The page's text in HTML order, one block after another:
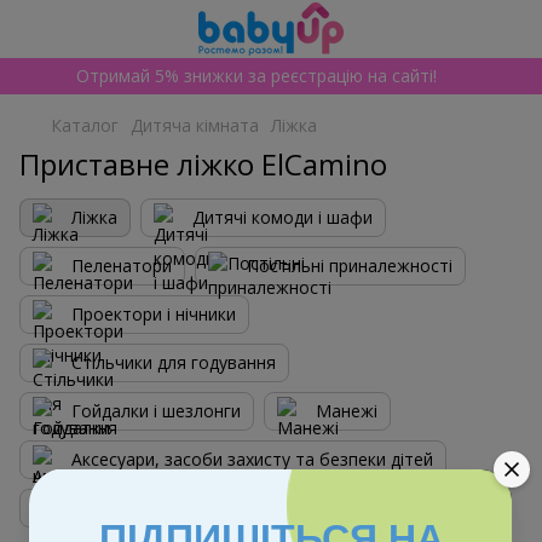
Отримай 5% знижки за реєстрацію на сайті!
Каталог Дитяча кімната Ліжка
Приставне ліжко ElCamino
Ліжка Дитячі комоди і шафи
Пеленатори Постільні приналежності
Проектори і нічники
Стільчики для годування
Гойдалки і шезлонги Манежі
Аксесуари, засоби захисту та безпеки дітей